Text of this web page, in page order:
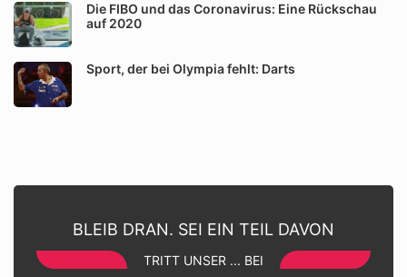
Die FIBO und das Coronavirus: Eine Rückschau
auf 2020
Sport, der bei Olympia fehlt: Darts
BLEIB DRAN. SEI EIN TEIL DAVON
TRITT UNSER ... BEI